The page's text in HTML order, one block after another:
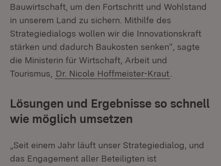
Bauwirtschaft, um den Fortschritt und Wohlstand
in unserem Land zu sichern. Mithilfe des
Strategiedialogs wollen wir die Innovationskraft
stärken und dadurch Baukosten senken“, sagte
die Ministerin für Wirtschaft, Arbeit und
Tourismus,
Dr. Nicole Hoffmeister-Kraut
Lösungen und Ergebnisse so schnell
wie möglich umsetzen
„Seit einem Jahr läuft unser Strategiedialog, und
das Engagement aller Beteiligten ist